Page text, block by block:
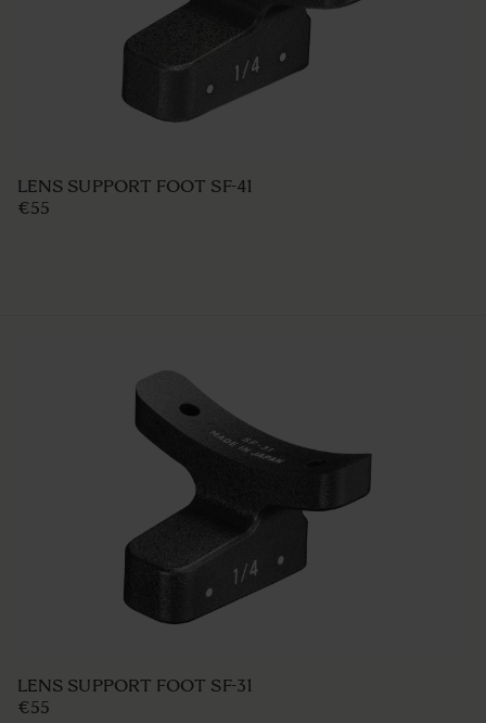
LENS SUPPORT FOOT SF-41
€55
LENS SUPPORT FOOT SF-31
€55